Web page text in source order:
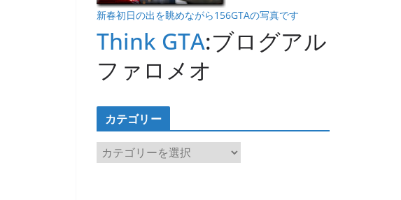
新春初日の出を眺めながら156GTAの写真です
Think GTA:ブログアル
ファロメオ
カテゴリー
カ
テ